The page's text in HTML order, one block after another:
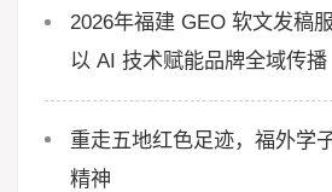
2026年福建 GEO 软文发稿
以 AI 技术赋能品牌全域传播
重走五地红色足迹，福外学
精神